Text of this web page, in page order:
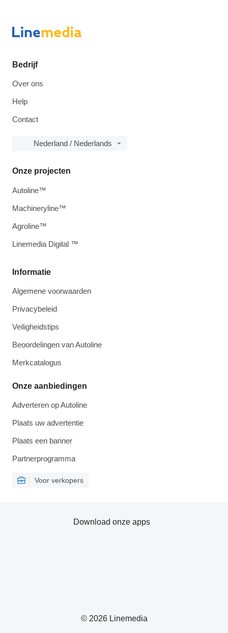
Bedrijf
Over ons
Help
Contact
Nederland / Nederlands
Informatie
Algemene voorwaarden
Privacybeleid
Veiligheidstips
Beoordelingen van Autoline
Merkcatalogus
Onze aanbiedingen
Adverteren op Autoline
Plaats uw advertentie
Plaats een banner
Partnerprogramma
Voor verkopers
Onze projecten
Autoline™
Machineryline™
Agroline™
Linemedia Digital ™
© 2026 Linemedia
Download onze apps